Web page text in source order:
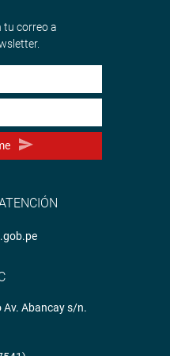
tu correo a
Av. Abancay s/n.